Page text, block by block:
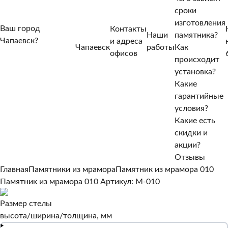
Ваш город
Чапаевск?
Чапаевск
Контакты
и адреса
офисов
Наши
работы
сроки
изготовления
памятника?
Как
происходит
установка?
Какие
гарантийные
условия?
Какие есть
скидки и
акции?
Отзывы
Главная Памятники из мрамора Памятник из мрамора 010
Памятник из мрамора 010 Артикул: M-010
Размер стелы
высота/ширина/толщина, мм